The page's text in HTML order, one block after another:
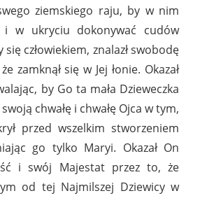
ziemskiego raju, by w nim
i w ukryciu dokonywać cudów
się człowiekiem, znalazł swobodę
zamknął się w Jej łonie. Okazał
by Go ta mała Dzieweczka
swoją chwałę i chwałę Ojca w tym,
przed wszelkim stworzeniem
go tylko Maryi. Okazał On
i swój Majestat przez to, że
od tej Najmilszej Dziewicy w